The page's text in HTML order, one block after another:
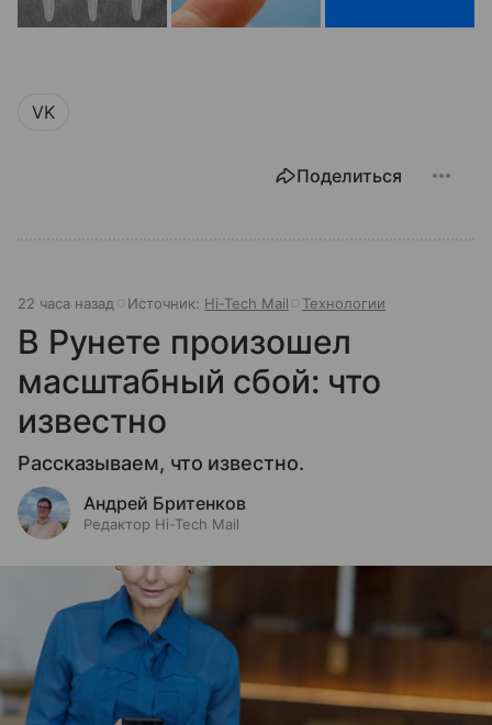
VK
Поделиться
22 часа назад Источник: Hi-Tech Mail Технологии
В Рунете произошел
масштабный сбой: что
известно
Рассказываем, что известно.
Андрей Бритенков
Редактор Hi-Tech Mail